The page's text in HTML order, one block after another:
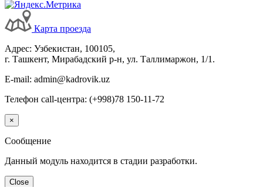
Карта проезда
Адрес: Узбекистан, 100105,
г. Ташкент, Мирабадский р-н, ул. Таллимаржон, 1/1.
E-mail: admin@kadrovik.uz
Телефон call-центра: (+998)78 150-11-72
×
Сообщение
Данный модуль находится в стадии разработки.
Close